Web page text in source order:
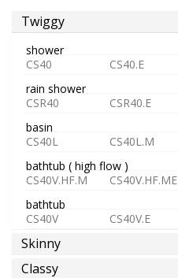
agua
premezclada
caliente
Twiggy
shower
CS40
CS40.E
rain shower
CSR40
CSR40.E
basin
CS40L
CS40L.M
bathtub ( high flow )
CS40V.HF.M
CS40V.HF.ME
bathtub
CS40V
CS40V.E
Skinny
Classy